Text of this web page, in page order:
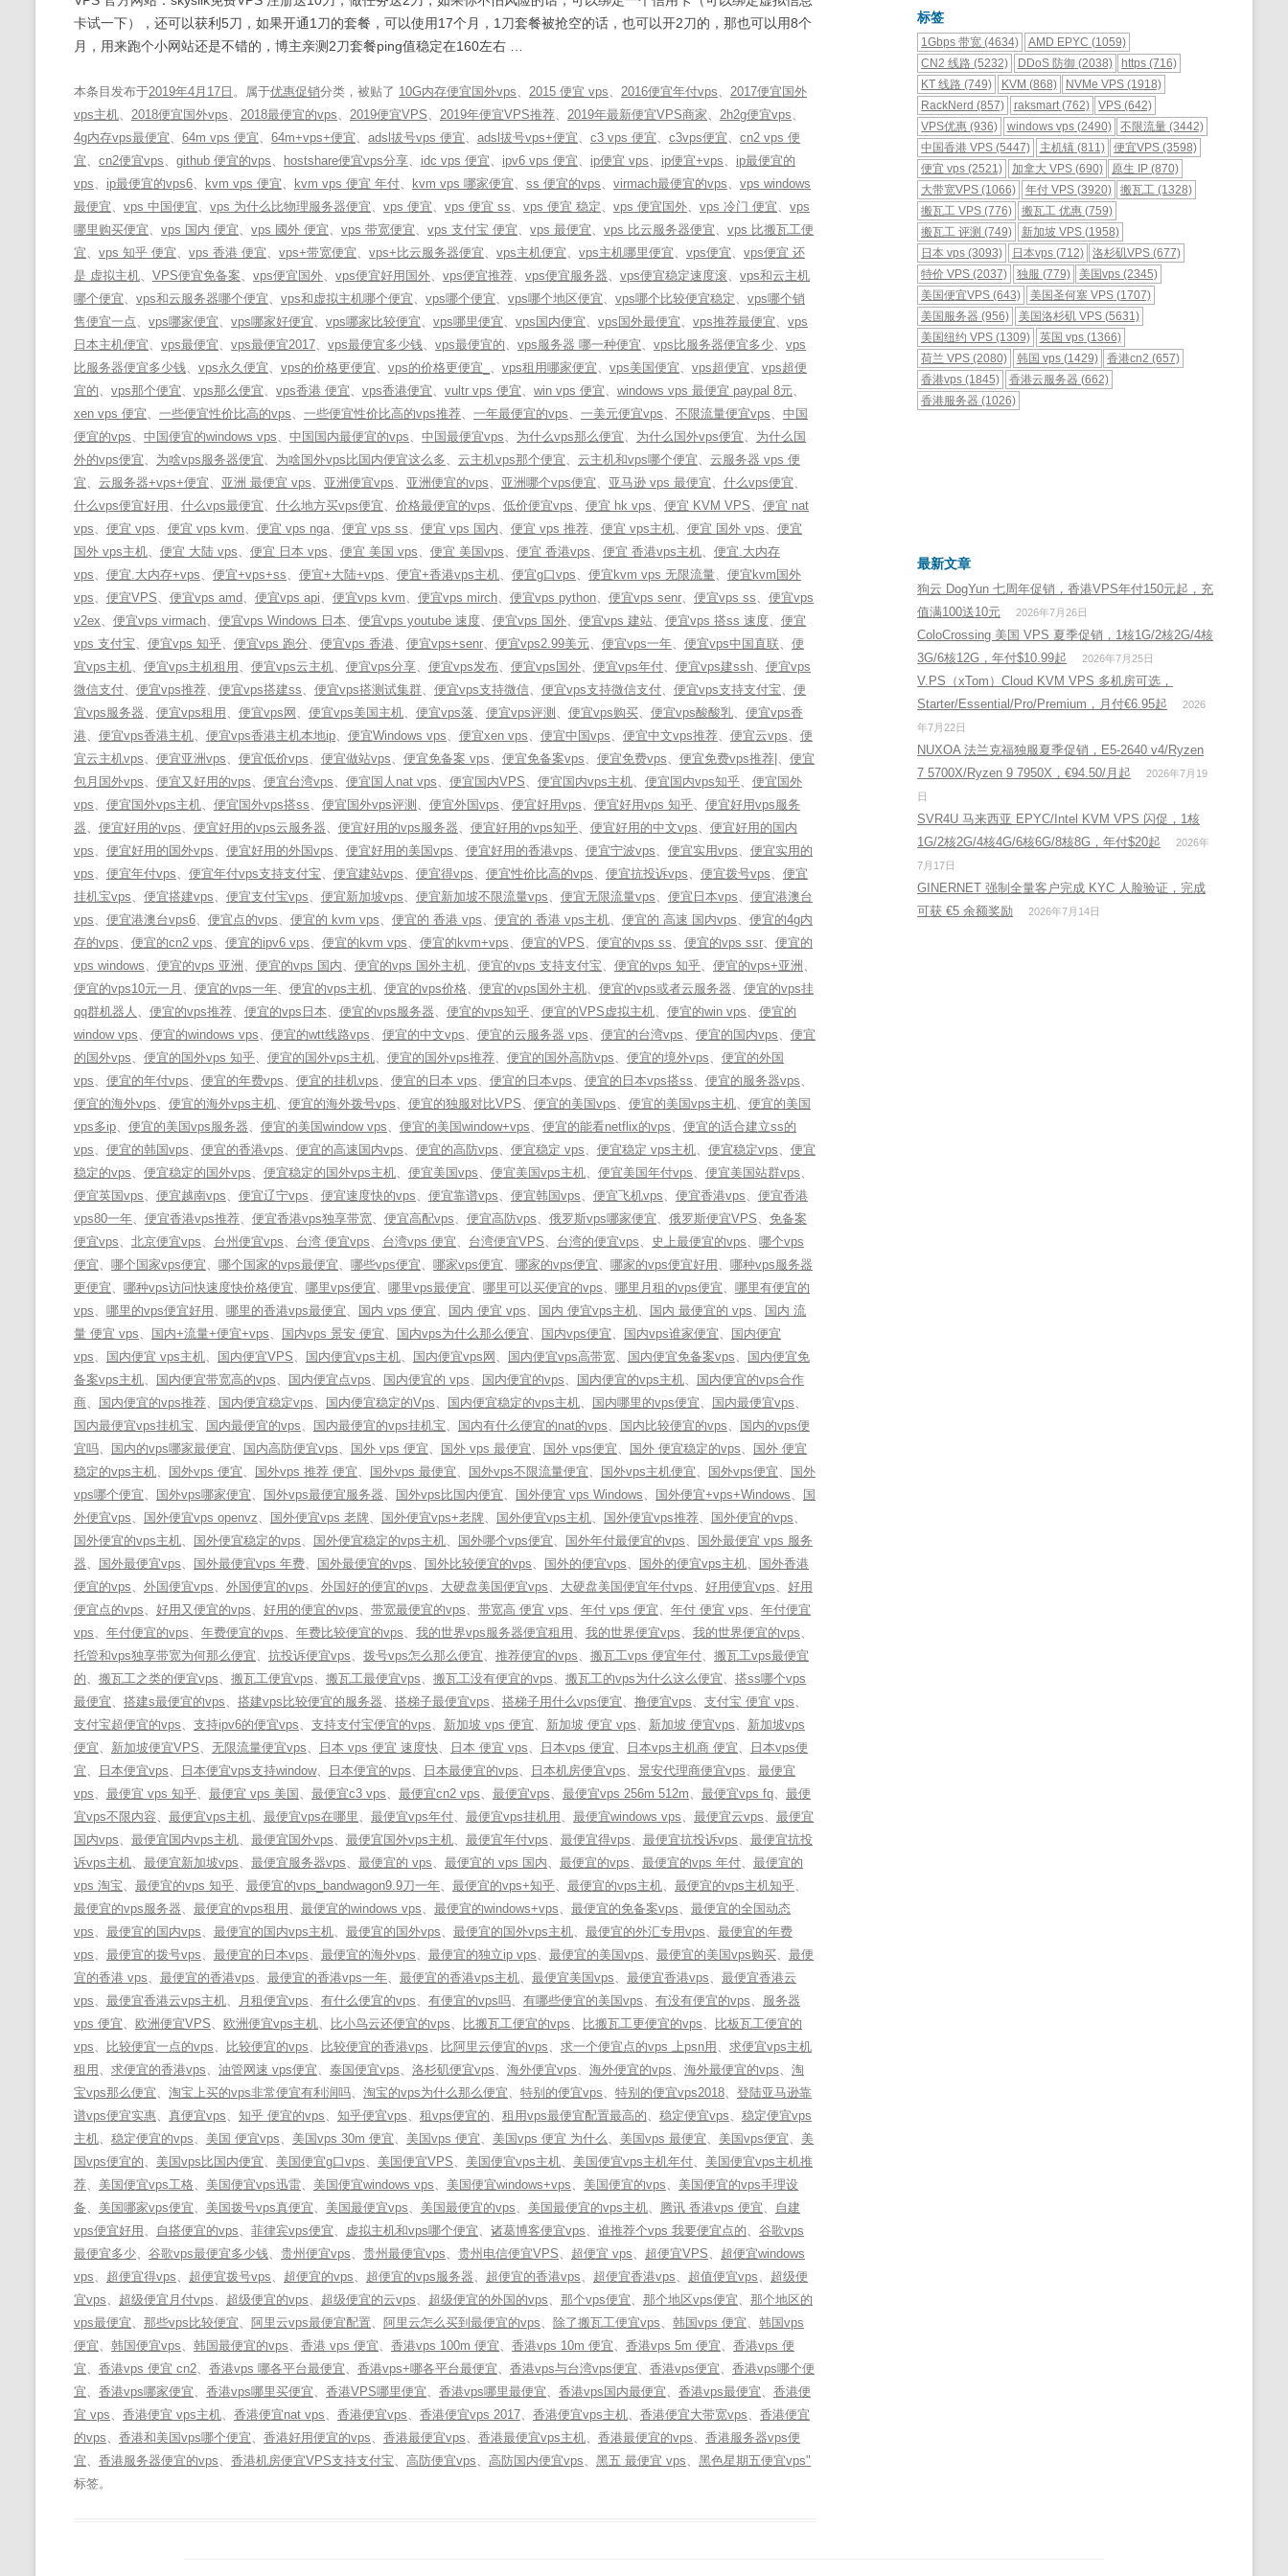
卡试一下），还可以获利5刀，如果开通1刀的套餐，可以使用17个月，1刀套餐被抢空的话，也可以开2刀的，那也可以用8个
月，用来跑个小网站还是不错的，博主亲测2刀套餐ping值稳定在160左右 …
本条目发布于2019年4月17日 。属于优惠促销分类，被贴了 10G内存便宜国外vps、 2015 便宜 vps、 2016便宜年付vps、 2017便宜国外
vps主机、 2018便宜国外vps、 2018最便宜的vps、 2019便宜VPS、 2019年便宜VPS推荐、 2019年最新便宜VPS商家、 2h2g便宜vps、
4g内存vps最便宜、 64m vps 便宜、 64m+vps+便宜、 adsl拔号vps 便宜、 adsl拔号vps+便宜、 c3 vps 便宜、 c3vps便宜、 cn2 vps 便
宜、 cn2便宜vps、 github 便宜的vps、 hostshare便宜vps分享、 idc vps 便宜、 ipv6 vps 便宜、 ip便宜 vps、 ip便宜+vps、 ip最便宜的
vps、 ip最便宜的vps6、 kvm vps 便宜、 kvm vps 便宜 年付、 kvm vps 哪家便宜、 ss 便宜的vps、 virmach最便宜的vps、 vps windows
最便宜、 vps 中国便宜、 vps 为什么比物理服务器便宜、 vps 便宜、 vps 便宜 ss、 vps 便宜 稳定、 vps 便宜国外、 vps 冷门 便宜、 vps
哪里购买便宜、 vps 国内 便宜、 vps 國外 便宜、 vps 带宽便宜、 vps 支付宝 便宜、 vps 最便宜、 vps 比云服务器便宜、 vps 比搬瓦工便
宜、 vps 知乎 便宜、 vps 香港 便宜、 vps+带宽便宜、 vps+比云服务器便宜、 vps主机便宜、 vps主机哪里便宜、 vps便宜、 vps便宜 还
是 虚拟主机、 VPS便宜免备案、 vps便宜国外、 vps便宜好用国外、 vps便宜推荐、 vps便宜服务器、 vps便宜稳定速度滚、 vps和云主机
哪个便宜、 vps和云服务器哪个便宜、 vps和虚拟主机哪个便宜、 vps哪个便宜、 vps哪个地区便宜、 vps哪个比较便宜稳定、 vps哪个销
售便宜一点、 vps哪家便宜、 vps哪家好便宜、 vps哪家比较便宜、 vps哪里便宜、 vps国内便宜、 vps国外最便宜、 vps推荐最便宜、 vps
日本主机便宜、 vps最便宜、 vps最便宜2017、 vps最便宜多少钱、 vps最便宜的、 vps服务器 哪一种便宜、 vps比服务器便宜多少、 vps
比服务器便宜多少钱、 vps永久便宜、 vps的价格更便宜、 vps的价格更便宜_ 、 vps租用哪家便宜、 vps美国便宜、 vps超便宜、 vps超便
宜的、 vps那个便宜、 vps那么便宜、 vps香港 便宜、 vps香港便宜、 vultr vps 便宜、 win vps 便宜、 windows vps 最便宜 paypal 8元、
xen vps 便宜、 一些便宜性价比高的vps、 一些便宜性价比高的vps推荐、 一年最便宜的vps、 一美元便宜vps、 不限流量便宜vps、 中国
便宜的vps、 中国便宜的windows vps、 中国国内最便宜的vps、 中国最便宜vps、 为什么vps那么便宜、 为什么国外vps便宜、 为什么国
外的vps便宜、 为啥vps服务器便宜、 为啥国外vps比国内便宜这么多、 云主机vps那个便宜、 云主机和vps哪个便宜、 云服务器 vps 便
宜、 云服务器+vps+便宜、 亚洲 最便宜 vps、 亚洲便宜vps、 亚洲便宜的vps、 亚洲哪个vps便宜、 亚马逊 vps 最便宜、 什么vps便宜、
什么vps便宜好用 、 什么vps最便宜、 什么地方买vps便宜、 价格最便宜的vps、 低价便宜vps、 便宜 hk vps、 便宜 KVM VPS、 便宜 nat
vps、 便宜 vps、 便宜 vps kvm、 便宜 vps nga、 便宜 vps ss、 便宜 vps 国内、 便宜 vps 推荐、 便宜 vps主机、 便宜 国外 vps、 便宜
国外 vps主机、 便宜 大陆 vps、 便宜 日本 vps、 便宜 美国 vps、 便宜 美国vps、 便宜 香港vps、 便宜 香港vps主机、 便宜.大内存
vps、 便宜.大内存+vps、 便宜+vps+ss、 便宜+大陆+vps、 便宜+香港vps主机、 便宜g口vps、 便宜kvm vps 无限流量、 便宜kvm国外
vps、 便宜VPS、 便宜vps amd、 便宜vps api、 便宜vps kvm、 便宜vps mirch、 便宜vps python、 便宜vps senr、 便宜vps ss、 便宜vps
v2ex、 便宜vps virmach、 便宜vps Windows 日本、 便宜vps youtube 速度、 便宜vps 国外、 便宜vps 建站、 便宜vps 搭ss 速度、 便宜
vps 支付宝、 便宜vps 知乎、 便宜vps 跑分、 便宜vps 香港、 便宜vps+senr、 便宜vps2.99美元、 便宜vps一年、 便宜vps中国直联、 便
宜vps主机、 便宜vps主机租用 、 便宜vps云主机、 便宜vps分享、 便宜vps发布、 便宜vps国外、 便宜vps年付、 便宜vps建ssh、 便宜vps
微信支付、 便宜vps推荐、 便宜vps搭建ss、 便宜vps搭测试集群、 便宜vps支持微信、 便宜vps支持微信支付、 便宜vps支持支付宝、 便
宜vps服务器、 便宜vps租用 、 便宜vps网 、 便宜vps美国主机、 便宜vps落、 便宜vps评测 、 便宜vps购买、 便宜vps酸酸乳、 便宜vps香
港、 便宜vps香港主机、 便宜vps香港主机本地ip、 便宜Windows vps、 便宜xen vps、 便宜中国vps、 便宜中文vps推荐、 便宜云vps、 便
宜云主机vps、 便宜亚洲vps、 便宜低价vps、 便宜做站vps、 便宜免备案 vps、 便宜免备案vps、 便宜免费vps、 便宜免费vps推荐| 、 便宜
包月国外vps、 便宜又好用的vps、 便宜台湾vps、 便宜国人nat vps、 便宜国内VPS、 便宜国内vps主机、 便宜国内vps知乎、 便宜国外
vps、 便宜国外vps主机、 便宜国外vps搭ss、 便宜国外vps评测 、 便宜外国vps、 便宜好用vps、 便宜好用vps 知乎、 便宜好用vps服务
器、 便宜好用的vps、 便宜好用的vps云服务器、 便宜好用的vps服务器、 便宜好用的vps知乎、 便宜好用的中文vps、 便宜好用的国内
vps、 便宜好用的国外vps、 便宜好用的外国vps、 便宜好用的美国vps、 便宜好用的香港vps、 便宜宁波vps、 便宜实用vps、 便宜实用的
vps、 便宜年付vps、 便宜年付vps支持支付宝、 便宜建站vps、 便宜得vps、 便宜性价比高的vps、 便宜抗投诉vps、 便宜拨号vps、 便宜
挂机宝vps、 便宜搭建vps、 便宜支付宝vps、 便宜新加坡vps、 便宜新加坡不限流量vps、 便宜无限流量vps、 便宜日本vps、 便宜港澳台
vps、 便宜港澳台vps6、 便宜点的vps、 便宜的 kvm vps、 便宜的 香港 vps、 便宜的 香港 vps主机、 便宜的 高速 国内vps、 便宜的4g内
存的vps、 便宜的cn2 vps、 便宜的ipv6 vps、 便宜的kvm vps、 便宜的kvm+vps、 便宜的VPS、 便宜的vps ss、 便宜的vps ssr、 便宜的
vps windows、 便宜的vps 亚洲 、 便宜的vps 国内、 便宜的vps 国外主机、 便宜的vps 支持支付宝、 便宜的vps 知乎、 便宜的vps+亚洲 、
便宜的vps10元一月 、 便宜的vps一年、 便宜的vps主机、 便宜的vps价格、 便宜的vps国外主机、 便宜的vps或者云服务器、 便宜的vps挂
qq群机器人 、 便宜的vps推荐、 便宜的vps日本、 便宜的vps服务器、 便宜的vps知乎、 便宜的VPS虚拟主机、 便宜的win vps、 便宜的
window vps、 便宜的windows vps、 便宜的wtt线路vps、 便宜的中文vps、 便宜的云服务器 vps、 便宜的台湾vps、 便宜的国内vps、 便宜
的国外vps、 便宜的国外vps 知乎、 便宜的国外vps主机、 便宜的国外vps推荐、 便宜的国外高防vps、 便宜的境外vps、 便宜的外国
vps、 便宜的年付vps、 便宜的年费vps、 便宜的挂机vps、 便宜的日本 vps、 便宜的日本vps、 便宜的日本vps搭ss、 便宜的服务器vps、
便宜的海外vps、 便宜的海外vps主机、 便宜的海外拨号vps、 便宜的独服对比VPS、 便宜的美国vps、 便宜的美国vps主机、 便宜的美国
vps多ip、 便宜的美国vps服务器、 便宜的美国window vps、 便宜的美国window+vps、 便宜的能看netflix的vps、 便宜的适合建立ss的
vps、 便宜的韩国vps、 便宜的香港vps、 便宜的高速国内vps、 便宜的高防vps、 便宜稳定 vps、 便宜稳定 vps主机、 便宜稳定vps、 便宜
稳定的vps、 便宜稳定的国外vps、 便宜稳定的国外vps主机、 便宜美国vps、 便宜美国vps主机、 便宜美国年付vps、 便宜美国站群vps、
便宜英国vps、 便宜越南vps、 便宜辽宁vps、 便宜速度快的vps、 便宜靠谱vps、 便宜韩国vps、 便宜飞机vps、 便宜香港vps、 便宜香港
vps80一年、 便宜香港vps推荐、 便宜香港vps独享带宽、 便宜高配vps、 便宜高防vps、 俄罗斯vps哪家便宜、 俄罗斯便宜VPS、 免备案
便宜vps、 北京便宜vps、 台州便宜vps、 台湾 便宜vps、 台湾vps 便宜、 台湾便宜VPS、 台湾的便宜vps、 史上最便宜的vps、 哪个vps
便宜、 哪个国家vps便宜、 哪个国家的vps最便宜、 哪些vps便宜、 哪家vps便宜、 哪家的vps便宜、 哪家的vps便宜好用 、 哪种vps服务器
更便宜、 哪种vps访问快速度快价格便宜、 哪里vps便宜、 哪里vps最便宜、 哪里可以买便宜的vps、 哪里月租的vps便宜、 哪里有便宜的
vps、 哪里的vps便宜好用 、 哪里的香港vps最便宜、 国内 vps 便宜、 国内 便宜 vps、 国内 便宜vps主机、 国内 最便宜的 vps、
国内 流
量 便宜 vps、 国内+流量+便宜+vps、 国内vps 景安 便宜、 国内vps为什么那么便宜、 国内vps便宜、 国内vps谁家便宜、
国内便宜
vps、 国内便宜 vps主机、 国内便宜VPS、 国内便宜vps主机、 国内便宜vps网 、 国内便宜vps高带宽、 国内便宜免备案vps、
国内便宜免
备案vps主机、 国内便宜带宽高的vps、 国内便宜点vps、 国内便宜的 vps、 国内便宜的vps、 国内便宜的vps主机、
国内便宜的vps合作
商、 国内便宜的vps推荐、 国内便宜稳定vps、 国内便宜稳定的Vps、 国内便宜稳定的vps主机、 国内哪里的vps便宜、 国内最便宜vps、
国内最便宜vps挂机宝、 国内最便宜的vps、 国内最便宜的vps挂机宝、 国内有什么便宜的nat的vps、 国内比较便宜的vps、
国内的vps便
宜吗、 国内的vps哪家最便宜、 国内高防便宜vps、 国外 vps 便宜、 国外 vps 最便宜、 国外 vps便宜、 国外 便宜稳定的vps、
国外 便宜
稳定的vps主机、 国外vps 便宜、 国外vps 推荐 便宜、 国外vps 最便宜、 国外vps不限流量便宜、 国外vps主机便宜、 国外vps便宜、
国外
vps哪个便宜、 国外vps哪家便宜、 国外vps最便宜服务器、 国外vps比国内便宜、 国外便宜 vps Windows、 国外便宜+vps+Windows、
国
外便宜vps、 国外便宜vps openvz、 国外便宜vps 老牌、 国外便宜vps+老牌、 国外便宜vps主机、 国外便宜vps推荐、 国外便宜的vps、
国外便宜的vps主机、 国外便宜稳定的vps、 国外便宜稳定的vps主机、 国外哪个vps便宜、 国外年付最便宜的vps、
国外最便宜 vps 服务
器、 国外最便宜vps、 国外最便宜vps 年费、 国外最便宜的vps、 国外比较便宜的vps、 国外的便宜vps、 国外的便宜vps主机、
国外香港
便宜的vps、 外国便宜vps、 外国便宜的vps、 外国好的便宜的vps、 大硬盘美国便宜vps、 大硬盘美国便宜年付vps、 好用便宜vps、 好用
便宜点的vps、 好用又便宜的vps、 好用的便宜的vps、 带宽最便宜的vps、 带宽高 便宜 vps、 年付 vps 便宜、 年付 便宜 vps、 年付便宜
vps、 年付便宜的vps、 年费便宜的vps、 年费比较便宜的vps、 我的世界vps服务器便宜租用 、 我的世界便宜vps、 我的世界便宜的vps、
托管和vps独享带宽为何那么便宜、 抗投诉便宜vps、 拨号vps怎么那么便宜、 推荐便宜的vps、 搬瓦工vps 便宜年付、 搬瓦工vps最便宜
的、 搬瓦工之类的便宜vps、 搬瓦工便宜vps、 搬瓦工最便宜vps、 搬瓦工没有便宜的vps、 搬瓦工的vps为什么这么便宜、 搭ss哪个vps
最便宜、 搭建s最便宜的vps、 搭建vps比较便宜的服务器、 搭梯子最便宜vps、 搭梯子用什么vps便宜、 撸便宜vps、 支付宝 便宜 vps、
支付宝超便宜的vps、 支持ipv6的便宜vps、 支持支付宝便宜的vps、 新加坡 vps 便宜、 新加坡 便宜 vps、 新加坡 便宜vps、 新加坡vps
便宜、 新加坡便宜VPS、 无限流量便宜vps、 日本 vps 便宜 速度快、 日本 便宜 vps、 日本vps 便宜、 日本vps主机商 便宜、
日本vps便
宜、 日本便宜vps、 日本便宜vps支持window、 日本便宜的vps、 日本最便宜的vps、 日本机房便宜vps、 景安代理商便宜vps、 最便宜
vps、 最便宜 vps 知乎、 最便宜 vps 美国 、 最便宜c3 vps、 最便宜cn2 vps、 最便宜vps、 最便宜vps 256m 512m、 最便宜vps fq、 最便
宜vps不限内容、 最便宜vps主机、 最便宜vps在哪里 、 最便宜vps年付、 最便宜vps挂机用 、 最便宜windows vps、 最便宜云vps、 最便宜
国内vps、 最便宜国内vps主机、 最便宜国外vps、 最便宜国外vps主机、 最便宜年付vps、 最便宜得vps、 最便宜抗投诉vps、 最便宜抗投
诉vps主机、 最便宜新加坡vps、 最便宜服务器vps、 最便宜的 vps、 最便宜的 vps 国内、 最便宜的vps、 最便宜的vps 年付、 最便宜的
vps 淘宝、 最便宜的vps 知乎、 最便宜的vps_bandwagon9.9刀一年、 最便宜的vps+知乎、 最便宜的vps主机、 最便宜的vps主机知乎、
最便宜的vps服务器、 最便宜的vps租用 、 最便宜的windows vps、 最便宜的windows+vps、 最便宜的免备案vps、 最便宜的全国动态
vps、 最便宜的国内vps、 最便宜的国内vps主机、 最便宜的国外vps、 最便宜的国外vps主机、 最便宜的外汇专用vps、 最便宜的年费
vps、 最便宜的拨号vps、 最便宜的日本vps、 最便宜的海外vps、 最便宜的独立ip vps、 最便宜的美国vps、 最便宜的美国vps购买、 最便
宜的香港 vps、 最便宜的香港vps、 最便宜的香港vps一年、 最便宜的香港vps主机、 最便宜美国vps、 最便宜香港vps、 最便宜香港云
vps、 最便宜香港云vps主机、 月租便宜vps、 有什么便宜的vps、 有便宜的vps吗、 有哪些便宜的美国vps、 有没有便宜的vps、 服务器
vps 便宜、 欧洲便宜VPS、 欧洲便宜vps主机、 比小鸟云还便宜的vps、 比搬瓦工便宜的vps、 比搬瓦工更便宜的vps、
比板瓦工便宜的
vps、 比较便宜一点的vps、 比较便宜的vps、 比较便宜的香港vps、 比阿里云便宜的vps、 求一个便宜点的vps 上psn用 、 求便宜vps主机
租用 、 求便宜的香港vps、 油管网速 vps便宜、 泰国便宜vps、 洛杉矶便宜vps、 海外便宜vps、 海外便宜的vps、 海外最便宜的vps、 淘
宝vps那么便宜、 淘宝上买的vps非常便宜有利润吗、 淘宝的vps为什么那么便宜、 特别的便宜vps、 特别的便宜vps2018、 登陆亚马逊靠
谱vps便宜实惠、 真便宜vps、 知乎 便宜的vps、 知乎便宜vps、 租vps便宜的、 租用vps最便宜配置最高的、 稳定便宜vps、 稳定便宜vps
主机、 稳定便宜的vps、 美国 便宜vps、 美国vps 30m 便宜、 美国vps 便宜、 美国vps 便宜 为什么、 美国vps 最便宜、 美国vps便宜、 美
国vps便宜的、 美国vps比国内便宜、 美国便宜g口vps、 美国便宜VPS、 美国便宜vps主机、 美国便宜vps主机年付、 美国便宜vps主机推
荐、 美国便宜vps工格、 美国便宜vps迅雷、 美国便宜windows vps、 美国便宜windows+vps、 美国便宜的vps、 美国便宜的vps手理设
备、 美国哪家vps便宜、 美国拨号vps真便宜、 美国最便宜vps、 美国最便宜的vps、 美国最便宜的vps主机、 腾讯 香港vps 便宜、 自建
vps便宜好用 、 自搭便宜的vps、 菲律宾vps便宜、 虚拟主机和vps哪个便宜、 诸葛博客便宜vps、 谁推荐个vps 我要便宜点的、 谷歌vps
最便宜多少、 谷歌vps最便宜多少钱、 贵州便宜vps、 贵州最便宜vps、 贵州电信便宜VPS、 超便宜 vps、 超便宜VPS、 超便宜windows
vps、 超便宜得vps、 超便宜拨号vps、 超便宜的vps、 超便宜的vps服务器、 超便宜的香港vps、 超便宜香港vps、 超值便宜vps、 超级便
宜vps、 超级便宜月付vps、 超级便宜的vps、 超级便宜的云vps、 超级便宜的外国的vps、 那个vps便宜、 那个地区vps便宜、 那个地区的
vps最便宜、 那些vps比较便宜、 阿里云vps最便宜配置、 阿里云怎么买到最便宜的vps、 除了搬瓦工便宜vps、 韩国vps 便宜、 韩国vps
便宜、 韩国便宜vps、 韩国最便宜的vps、 香港 vps 便宜、 香港vps 100m 便宜、 香港vps 10m 便宜、 香港vps 5m 便宜、 香港vps 便
宜、 香港vps 便宜 cn2、 香港vps 哪各平台最便宜、 香港vps+哪各平台最便宜、 香港vps与台湾vps便宜、 香港vps便宜、 香港vps哪个便
宜、 香港vps哪家便宜、 香港vps哪里买便宜、 香港VPS哪里便宜、 香港vps哪里最便宜、 香港vps国内最便宜、 香港vps最便宜、 香港便
宜 vps、 香港便宜 vps主机、 香港便宜nat vps、 香港便宜vps、 香港便宜vps 2017、 香港便宜vps主机、 香港便宜大带宽vps、 香港便宜
的vps、 香港和美国vps哪个便宜、 香港好用便宜的vps、 香港最便宜vps、 香港最便宜vps主机、 香港最便宜的vps、 香港服务器vps便
宜、 香港服务器便宜的vps、 香港机房便宜VPS支持支付宝、 高防便宜vps、 高防国内便宜vps、 黑五 最便宜 vps、 黑色星期五便宜vps"
标签。
标签
1Gbps 带宽 (4634) AMD EPYC (1059)
CN2 线路 (5232) DDoS 防御(2038) https (716)
KT 线路 (749) KVM (868) NVMe VPS (1918)
RackNerd (857) raksmart(762) VPS (642)
VPS优惠 (936) windows vps(2490) 不限流量 (3442)
中国香港 VPS (5447) 主机镇(811) 便宜VPS (3598)
便宜 vps (2521) 加拿大 VPS(690) 原生 IP (870)
大带宽VPS (1066) 年付 VPS(3920) 搬瓦工 (1328)
搬瓦工 VPS (776) 搬瓦工 优惠(759)
搬瓦工 评测 (749) 新加坡 VPS(1958)
日本 vps (3093) 日本vps(712) 洛杉矶VPS (677)
特价 VPS (2037) 独服 (779) 美国vps (2345)
美国便宜VPS (643) 美国圣何塞 VPS(1707)
美国服务器 (956) 美国洛杉矶 VPS(5631)
美国纽约 VPS (1309) 英国 vps(1366)
荷兰 VPS (2080) 韩国 vps(1429) 香港cn2 (657)
香港vps (1845) 香港云服务器 (662)
香港服务器 (1026)
最新文章
狗云 DogYun 七周年促销，香港VPS年付150元起，充
值满100送10元
2026年7月26日
ColoCrossing 美国 VPS 夏季促销，1核1G/2核2G/4核
3G/6核12G，年付$10.99起
2026年7月25日
V.PS（xTom）Cloud KVM VPS 多机房可选，
Starter/Essential/Pro/Premium，月付€6.95起
2026
年7月22日
NUXOA 法兰克福独服夏季促销，E5-2640 v4/Ryzen
7 5700X/Ryzen 9 7950X，€94.50/月起
2026年7月19
日
SVR4U 马来西亚 EPYC/Intel KVM VPS 闪促，1核
1G/2核2G/4核4G/6核6G/8核8G，年付$20起
2026年
7月17日
GINERNET 强制全量客户完成 KYC 人脸验证，完成
可获 €5 余额奖励
2026年7月14日